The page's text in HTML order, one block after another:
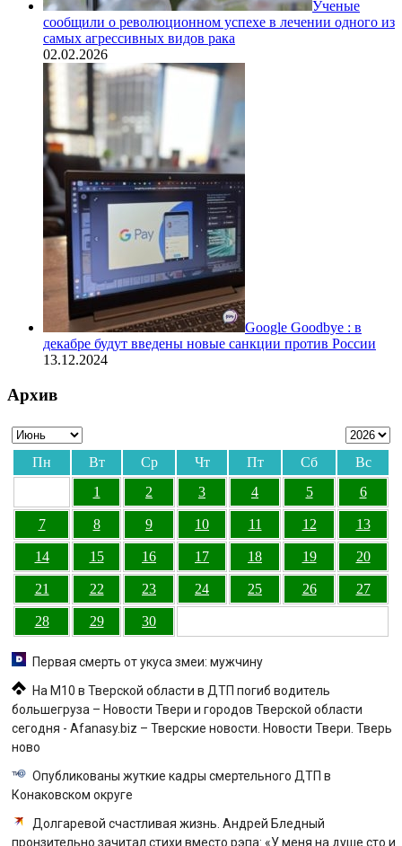
Ученые
сообщили о революционном успехе в лечении одного из
самых агрессивных видов рака
02.02.2026
Google Goodbye : в
декабре будут введены новые санкции против России
13.12.2024
Архив
Пн Вт Ср Чт Пт Сб
Вс
1
2 3 4 5 6
7 8 9 10 11 12 13
14 15 16 17 18 19 20
21 22 23 24 25 26 27
28 29 30
Первая смерть от укуса змеи: мужчину
На М10 в Тверской области в ДТП погиб водитель
большегруза – Новости Твери и городов Тверской области
сегодня - Afanasy.biz – Тверские новости. Новости Твери. Тверь
ново
Опубликованы жуткие кадры смертельного ДТП в
Конаковском округе
Долгаревой счастливая жизнь. Андрей Бледный
пронзительно зачитал стихи вместо рэпа: «У меня на душе сто и